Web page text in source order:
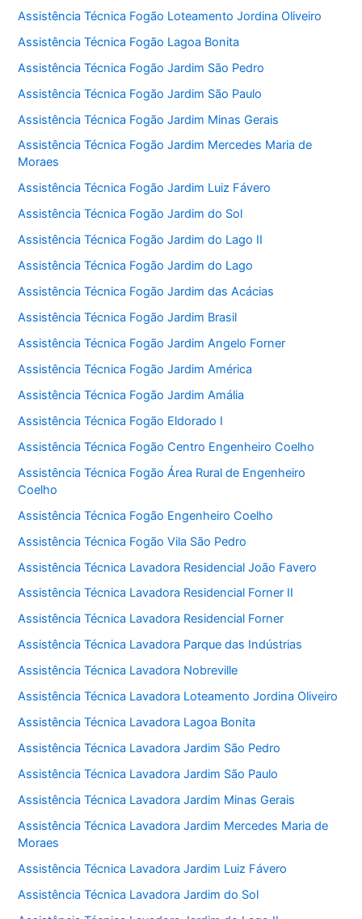
Assistência Técnica Fogão Loteamento Jordina Oliveiro
Assistência Técnica Fogão Lagoa Bonita
Assistência Técnica Fogão Jardim São Pedro
Assistência Técnica Fogão Jardim São Paulo
Assistência Técnica Fogão Jardim Minas Gerais
Assistência Técnica Fogão Jardim Mercedes Maria de
Moraes
Assistência Técnica Fogão Jardim Luiz Fávero
Assistência Técnica Fogão Jardim do Sol
Assistência Técnica Fogão Jardim do Lago II
Assistência Técnica Fogão Jardim do Lago
Assistência Técnica Fogão Jardim das Acácias
Assistência Técnica Fogão Jardim Brasil
Assistência Técnica Fogão Jardim Angelo Forner
Assistência Técnica Fogão Jardim América
Assistência Técnica Fogão Jardim Amália
Assistência Técnica Fogão Eldorado I
Assistência Técnica Fogão Centro Engenheiro Coelho
Assistência Técnica Fogão Área Rural de Engenheiro
Coelho
Assistência Técnica Fogão Engenheiro Coelho
Assistência Técnica Fogão Vila São Pedro
Assistência Técnica Lavadora Residencial João Favero
Assistência Técnica Lavadora Residencial Forner II
Assistência Técnica Lavadora Residencial Forner
Assistência Técnica Lavadora Parque das Indústrias
Assistência Técnica Lavadora Nobreville
Assistência Técnica Lavadora Loteamento Jordina Oliveiro
Assistência Técnica Lavadora Lagoa Bonita
Assistência Técnica Lavadora Jardim São Pedro
Assistência Técnica Lavadora Jardim São Paulo
Assistência Técnica Lavadora Jardim Minas Gerais
Assistência Técnica Lavadora Jardim Mercedes Maria de
Moraes
Assistência Técnica Lavadora Jardim Luiz Fávero
Assistência Técnica Lavadora Jardim do Sol